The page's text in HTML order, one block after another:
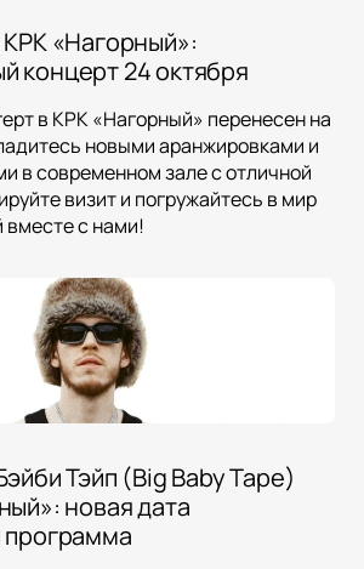
«Нагорный»:
концерт 24 октября
в КРК «Нагорный» перенесен на
новыми аранжировками и
в современном зале с отличной
визит и погружайтесь в мир
вместе с нами!
Тэйп (Big Baby Tape)
новая дата
программа